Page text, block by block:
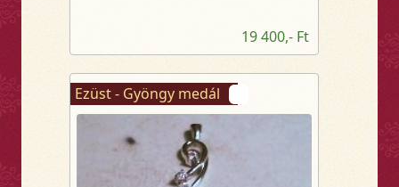
19 400,- Ft
Ezüst - Gyöngy medál